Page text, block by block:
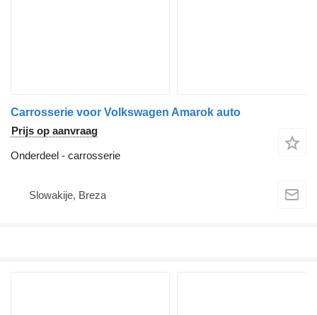
Carrosserie voor Volkswagen Amarok auto
Prijs op aanvraag
Onderdeel - carrosserie
Slowakije, Breza